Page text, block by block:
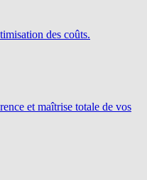
des coûts.
et maîtrise totale de vos